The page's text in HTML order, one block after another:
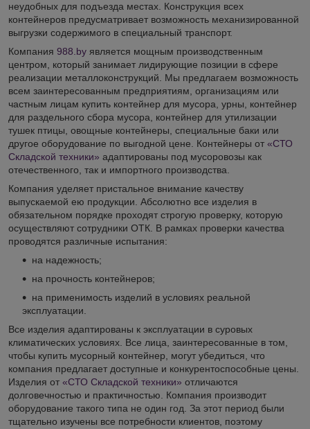
неудобных для подъезда местах. Конструкция всех
контейнеров предусматривает возможность механизированной
выгрузки содержимого в специальный транспорт.
Компания 988.by является мощным производственным
центром, который занимает лидирующие позиции в сфере
реализации металлоконструкций. Мы предлагаем возможность
всем заинтересованным предприятиям, организациям или
частным лицам купить контейнер для мусора, урны, контейнер
для раздельного сбора мусора, контейнер для утилизации
тушек птицы, овощные контейнеры, специальные баки или
другое оборудование по выгодной цене. Контейнеры от «СТО
Складской техники» адаптированы под мусоровозы как
отечественного, так и импортного производства.
Компания уделяет пристальное внимание качеству
выпускаемой ею продукции. Абсолютно все изделия в
обязательном порядке проходят строгую проверку, которую
осуществляют сотрудники ОТК. В рамках проверки качества
проводятся различные испытания:
на надежность;
на прочность контейнеров;
на применимость изделий в условиях реальной
эксплуатации.
Все изделия адаптированы к эксплуатации в суровых
климатических условиях. Все лица, заинтересованные в том,
чтобы купить мусорный контейнер, могут убедиться, что
компания предлагает доступные и конкурентоспособные цены.
Изделия от «СТО Складской техники» отличаются
долговечностью и практичностью. Компания производит
оборудование такого типа не один год. За этот период были
тщательно изучены все потребности клиентов, поэтому